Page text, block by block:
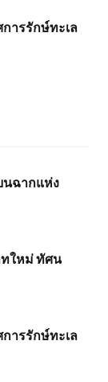
ศการรักษ์ทะเล
นฉากแห่ง
ทใหม่ ทัศน
ศการรักษ์ทะเล